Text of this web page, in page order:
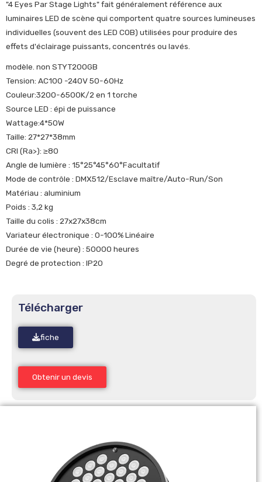
"4 Eyes Par Stage Lights" fait généralement référence aux
luminaires LED de scène qui comportent quatre sources lumineuses
individuelles (souvent des LED COB) utilisées pour produire des
effets d'éclairage puissants, concentrés ou lavés.
modèle. non STYT200GB
Tension: AC100 -240V 50-60Hz
Couleur:3200-6500K/2 en 1 torche
Source LED : épi de puissance
Wattage:4*50W
Taille: 27*27*38mm
CRI (Ra>): ≥80
Angle de lumière : 15°25°45°60°Facultatif
Mode de contrôle : DMX512/Esclave maître/Auto-Run/Son
Matériau : aluminium
Poids : 3,2 kg
Taille du colis : 27x27x38cm
Variateur électronique : 0-100% Linéaire
Durée de vie (heure) : 50000 heures
Degré de protection : IP20
Télécharger
fiche
Obtenir un devis